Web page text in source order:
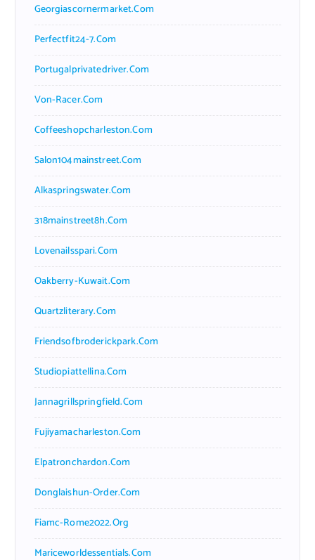
Georgiascornermarket.com
Perfectfit24-7.com
Portugalprivatedriver.com
Von-Racer.com
Coffeeshopcharleston.com
Salon104mainstreet.com
Alkaspringswater.com
318mainstreet8h.com
Lovenailsspari.com
Oakberry-Kuwait.com
Quartzliterary.com
Friendsofbroderickpark.com
Studiopiattellina.com
Jannagrillspringfield.com
Fujiyamacharleston.com
Elpatronchardon.com
Donglaishun-Order.com
Fiamc-Rome2022.org
Mariceworldessentials.com